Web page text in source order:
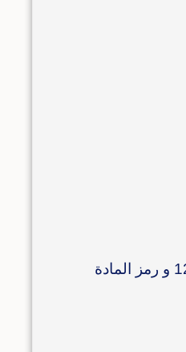
و في طول الترميز نحدد عدد الأرقام بعد رمز المجلد لترميز المواد داخل المجلد (اذا كان الرمز 12 و طول الترميز 3 فسيكون رمز المجلد 12 و رمز المادة